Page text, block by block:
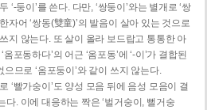
‘-둥이’를 쓴다. 다만, ‘쌍둥이’와는 별개로 ‘쌍
자어 ‘쌍동(雙童)’의 발음이 살아 있는 것으로
지 않는다. 또 살이 올라 보드랍고 통통한 아
옴포동하다’의 어근 ‘옴포동’에 ‘-이’가 결합된
으므로 ‘옴포둥이’와 같이 쓰지 않는다.
‘빨가숭이’도 양성 모음 뒤에 음성 모음이 결
다. 이에 대응하는 짝은 ‘벌거숭이, 뻘거숭